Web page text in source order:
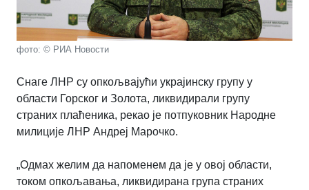
фото: © РИА Новости
Снаге ЛНР су опкољвајући украјинску групу у
области Горског и Золота, ликвидирали групу
страних плаћеника, рекао је потпуковник Народне
милиције ЛНР Андреј Марочко.
„Одмах желим да напоменем да је у овој области,
током опкољавања, ликвидирана група страних